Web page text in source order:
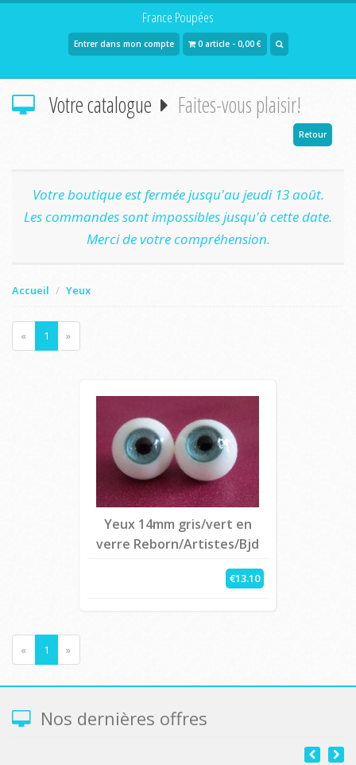
France Poupées
Entrer dans mon compte 0 article - 0,00 €
Votre catalogue Faites-vous plaisir!
Retour
Votre boutique est fermée jusqu'au jeudi 13 août.
Les commandes sont impossibles jusqu'à cette date.
Merci de votre compréhension.
Accueil Yeux
« 1 »
Yeux 14mm gris/vert en
verre Reborn/Artistes/Bjd
€13.10
« 1 »
Nos dernières offres